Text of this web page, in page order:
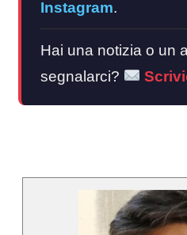
Instagram.
Hai una notizia o un
segnalarci?